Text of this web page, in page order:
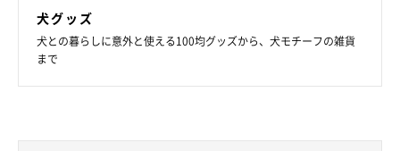
犬グッズ
犬との暮らしに意外と使える100均グッズから、犬モチーフの雑貨
まで